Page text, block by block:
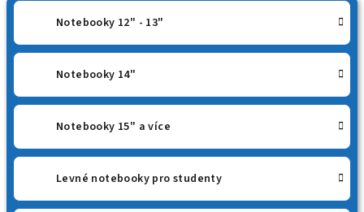
Notebooky 12" - 13"
Notebooky 14"
Notebooky 15" a více
Levné notebooky pro studenty